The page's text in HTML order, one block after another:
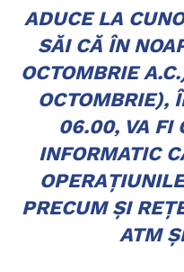
ADUCE LA
SĂI CĂ ÎN
OCTOMBRIE
OCTOMBRIE),
06.00, VA FI
INFORMATIC
PRECUM ŞI
ATM